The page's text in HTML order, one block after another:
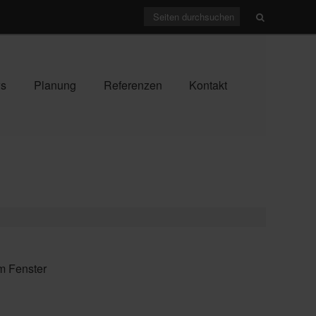
Planung Referenzen Kontakt
Fenster